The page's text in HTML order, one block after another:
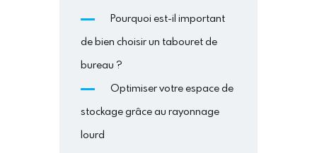
Pourquoi est-il important
de bien choisir un tabouret de
bureau ?
Optimiser votre espace de
stockage grâce au rayonnage
lourd